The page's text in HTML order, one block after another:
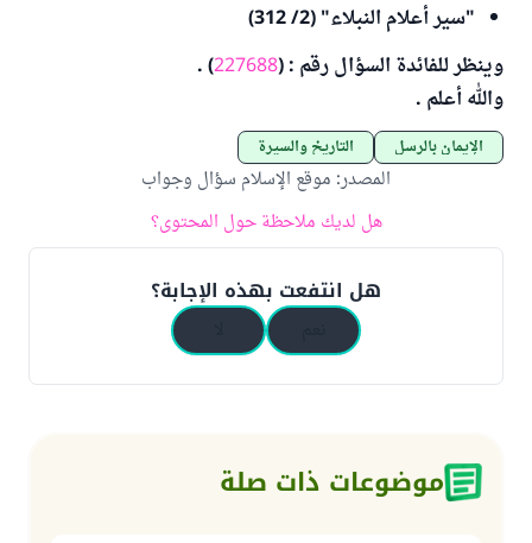
"سير أعلام النبلاء" (2/ 312)
وينظر للفائدة السؤال رقم : (227688
) .
والله أعلم .
الإيمان بالرسل التاريخ والسيرة
المصدر: موقع الإسلام سؤال وجواب
هل لديك ملاحظة حول المحتوى؟
هل انتفعت بهذه الإجابة؟
موضوعات ذات صلة